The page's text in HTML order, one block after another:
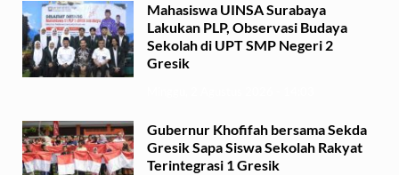
Mahasiswa UINSA Surabaya
Lakukan PLP, Observasi Budaya
Sekolah di UPT SMP Negeri 2
Gresik
Gubernur Khofifah bersama Sekda
Gresik Sapa Siswa Sekolah Rakyat
Terintegrasi 1 Gresik